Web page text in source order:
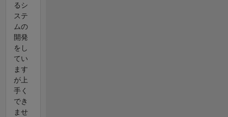
るシ
ステ
ムの
開発
をし
てい
ます
が上
手く
でき
ませ